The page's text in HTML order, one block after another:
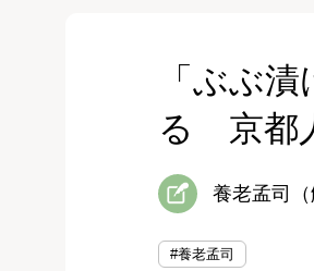
「ぶぶ
る 京都
養老孟司（
#養老孟司